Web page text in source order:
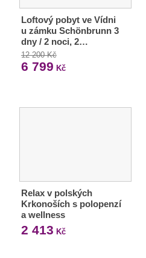
Loftový pobyt ve Vídni
u zámku Schönbrunn 3
dny / 2 noci, 2…
12 200 Kč
6 799 Kč
Relax v polských
Krkonoších s polopenzí
a wellness
2 413 Kč